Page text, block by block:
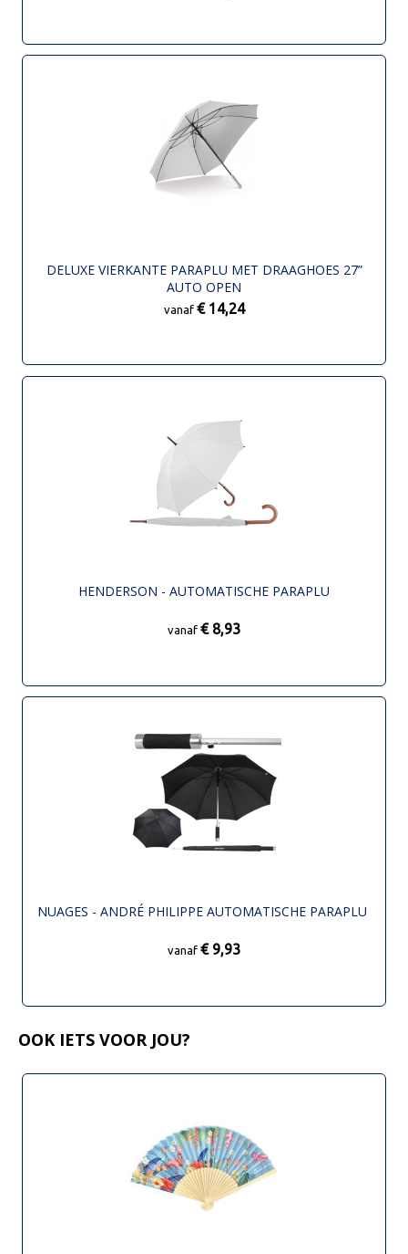
DELUXE VIERKANTE PARAPLU MET DRAAGHOES 27”
AUTO OPEN
vanaf € 14,24
HENDERSON - AUTOMATISCHE PARAPLU
vanaf € 8,93
NUAGES - ANDRÉ PHILIPPE AUTOMATISCHE PARAPLU
vanaf € 9,93
OOK IETS VOOR JOU?